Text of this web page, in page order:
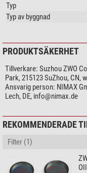
Typ
Typ av byggnad
PRODUKTSÄKERHET
Tillverkare: Suzhou ZWO
Park, 215123 SuZhou,
Ansvarig person: NIMAX
Lech, DE, info@nimax.de
REKOMMENDERADE
Filter (1)